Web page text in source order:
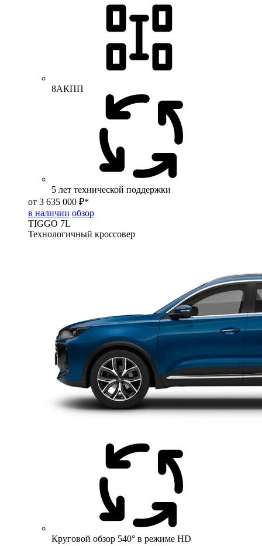
8АКПП
5 лет технической поддержки
от 3 635 000 ₽*
в наличии обзор
TIGGO 7L
Технологичный кроссовер
Круговой обзор 540° в режиме HD